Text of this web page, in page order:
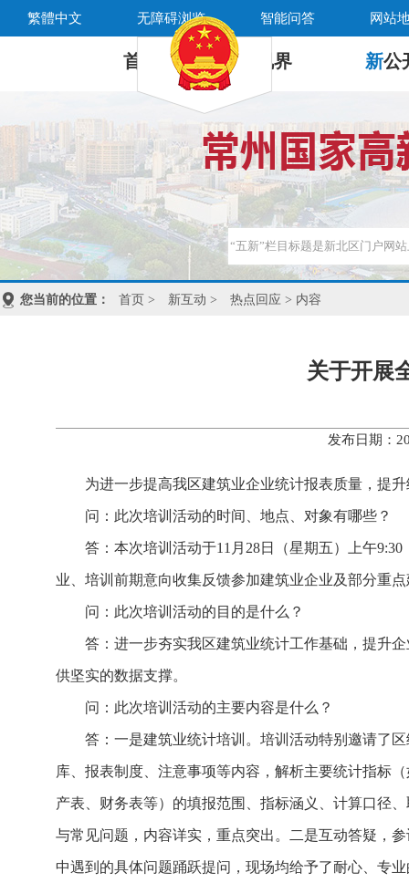
繁體中文 无障碍浏览 智能问答 网站
首 页 新 视界 新公
您当前的位置： 首页 > 新互动 > 热点回应 > 内容
关于开展
发布日期：
为进一步提高我区建筑业企业统计报表质量，提
问：此次培训活动的时间、地点、对象有哪些？
答：本次培训活动于11月28日（星期五）上午
业、培训前期意向收集反馈参加建筑业企业及部分重
问：此次培训活动的目的是什么？
答：进一步夯实我区建筑业统计工作基础，提升
供坚实的数据支撑。
问：此次培训活动的主要内容是什么？
答：一是建筑业统计培训。培训活动特别邀请了
库、报表制度、注意事项等内容，解析主要统计指标
产表、财务表等）的填报范围、指标涵义、计算口径
与常见问题，内容详实，重点突出。二是互动答疑，
中遇到的具体问题踊跃提问，现场均给予了耐心、专